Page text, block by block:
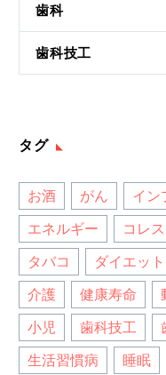
歯科
歯科技工
タグ
お酒 がん イン
エネルギー
コレ
タバコ
ダイエット
介護
健康寿命
小児
歯科技工
生活習慣病
睡眠